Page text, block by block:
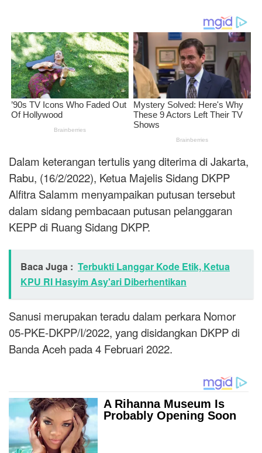
Dalam keterangan tertulis yang diterima di Jakarta,
Rabu, (16/2/2022), Ketua Majelis Sidang DKPP
Alfitra Salamm menyampaikan putusan tersebut
dalam sidang pembacaan putusan pelanggaran
KEPP di Ruang Sidang DKPP.
Baca Juga : Terbukti Langgar Kode Etik, Ketua
KPU RI Hasyim Asy'ari Diberhentikan
Sanusi merupakan teradu dalam perkara Nomor
05-PKE-DKPP/I/2022, yang disidangkan DKPP di
Banda Aceh pada 4 Februari 2022.